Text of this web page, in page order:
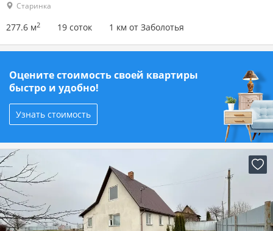
Старинка
277.6 м2 19 соток 1 км от Заболотья
Оцените стоимость своей квартиры
быстро и удобно!
Узнать стоимость